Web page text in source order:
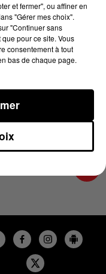
DU
et fermer", ou affiner en
"Gérer mes choix".
"Continuer sans
pour ce site. Vous
consentement à tout
bas de chaque page.